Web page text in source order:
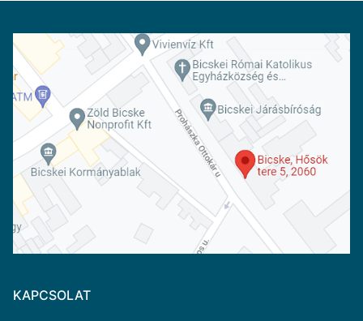
KAPCSOLAT